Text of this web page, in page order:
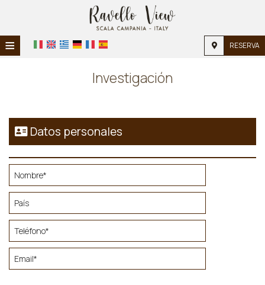
≡ RESERVA
ALOJAMIENTO
GALERÍA DE FOTOS
Investigación
Datos personales